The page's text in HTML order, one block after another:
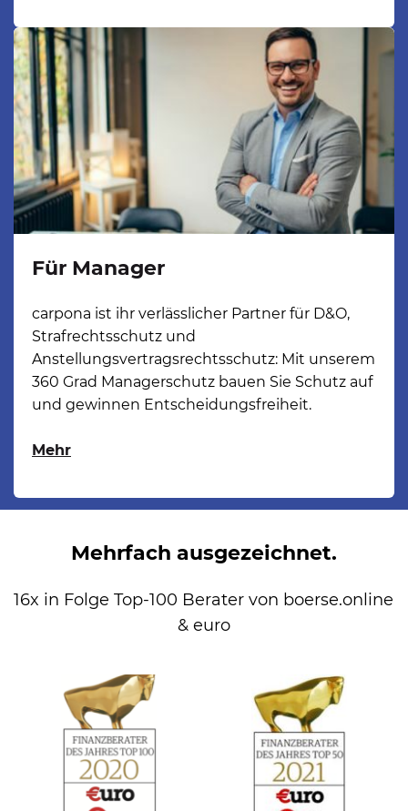
Für Manager
carpona ist ihr verlässlicher Partner für D&O,
Strafrechtsschutz und
Anstellungsvertragsrechtsschutz: Mit unserem
360 Grad Managerschutz bauen Sie Schutz auf
und gewinnen Entscheidungsfreiheit.
Mehr
Mehrfach ausgezeichnet.
16x in Folge Top-100 Berater von boerse.online
& euro